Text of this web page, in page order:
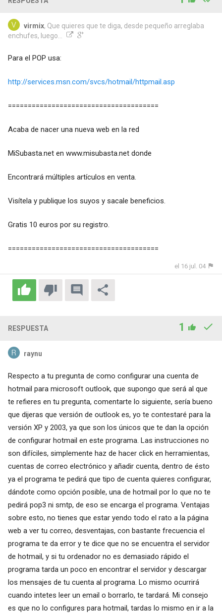
virmix, Que quieres que te diga, desde pequeño arreglaba
enchufes, luego...
Para el POP usa:
http://services.msn.com/svcs/hotmail/httpmail.asp
======================================
Acaba de nacer una nueva web en la red
MiSubasta.net en www.misubasta.net donde
Encontrará múltiples artículos en venta.
Visítela y publique los suyos y sacale beneficios.
Gratis 10 euros por su registro.
======================================
el 16 jul. 04
RESPUESTA 1
raynu
Respecto a tu pregunta de como configurar una cuenta de
hotmail para microsoft outlook, que supongo que será al que
te refieres en tu pregunta, comentarte lo siguiente, sería bueno
que dijeras que versión de outlook es, yo te contestaré para la
versión XP y 2003, ya que son los únicos que te dan la opción
de configurar hotmail en este programa. Las instrucciones no
son difíciles, simplemente haz de hacer click en herramientas,
cuentas de correo electrónico y añadir cuenta, dentro de ésto
ya el programa te pedirá que tipo de cuenta quieres configurar,
dándote como opción posible, una de hotmail por lo que no te
pedirá pop3 ni smtp, de eso se encarga el programa. Ventajas
sobre esto, no tienes que estar yendo todo el rato a la página
web a ver tu correo, desventajas, con bastante frecuencia el
programa te da error y te dice que no se encuentra el servidor
de hotmail, y si tu ordenador no es demasiado rápido el
programa tarda un poco en encontrar el servidor y descargar
los mensajes de tu cuenta al programa. Lo mismo ocurrirá
cuando intetes leer un email o borrarlo, te tardará. Mi consejo
es que no lo configures para hotmail, tardas lo mismo en ir a la